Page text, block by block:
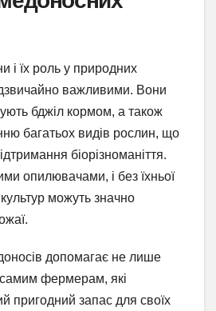
і їх роль у природних
важливими. Вони
бджіл кормом, а також
багатьох видів рослин, що
біорізноманіття.
опилювачами, і без їхньої
культур можуть значно
допомагає не лише
фермерам, які
пригодний запас для своїх